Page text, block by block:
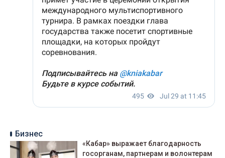
Бизнес
«Кабар» выражает благодарность
госорганам, партнерам и волонтерам